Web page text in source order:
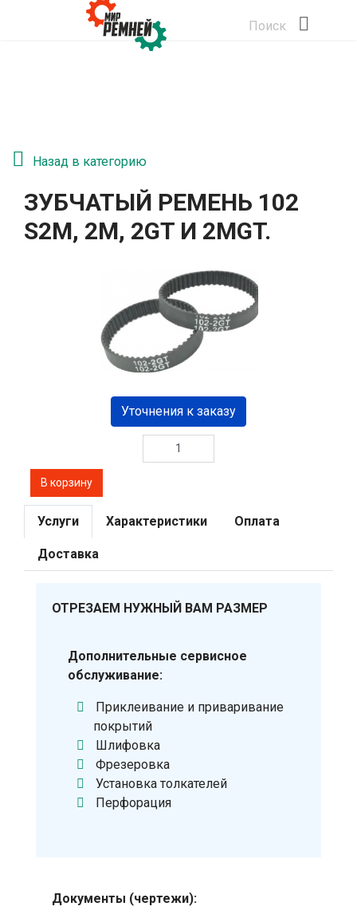
Поиск
Назад в категорию
ЗУБЧАТЫЙ РЕМЕНЬ 102
S2М, 2M, 2GT И 2MGT.
Уточнения к заказу
Услуги Характеристики Оплата
Доставка
ОТРЕЗАЕМ НУЖНЫЙ ВАМ РАЗМЕР
Дополнительные сервисное
обслуживание:
Приклеивание и приваривание
покрытий
Шлифовка
Фрезеровка
Установка толкателей
Перфорация
Документы (чертежи):